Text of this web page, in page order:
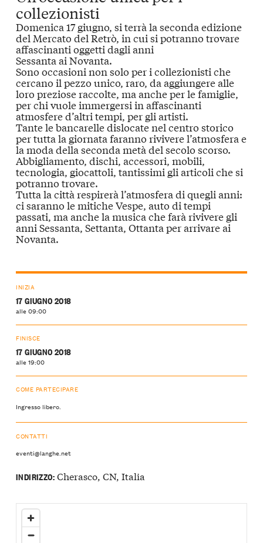
collezionisti
Domenica 17 giugno, si terrà la seconda edizione
delMercato del Retrò, in cui si potranno trovare
affascinanti oggetti daglianni
SessantaaiNovanta.
Sono occasioni non solo per icollezionistiche
cercano il pezzo unico, raro, da aggiungere alle
loro preziose raccolte, ma anche per lefamiglie,
per chi vuole immergersi in affascinanti
atmosfere d’altri tempi, per gli artisti.
Tante le bancarelle dislocate nelcentro storico
per tutta la giornata faranno rivivere l’atmosferae
lamodadellaseconda metà del secolo scorso.
Abbigliamento, dischi, accessori, mobili,
tecnologia, giocattoli, tantissimi gli articoli che si
potranno trovare.
Tutta la città respirerà l’atmosfera di quegli anni:
ci saranno le miticheVespe, auto di tempi
passati, ma anche lamusicache farà rivivere gli
anni Sessanta, Settanta, Ottanta per arrivare ai
Novanta.
INIZIA
17 GIUGNO 2018
alle 09:00
FINISCE
17 GIUGNO 2018
alle 19:00
COME PARTECIPARE
Ingresso libero.
CONTATTI
eventi@langhe.net
INDIRIZZO:Cherasco, CN, Italia